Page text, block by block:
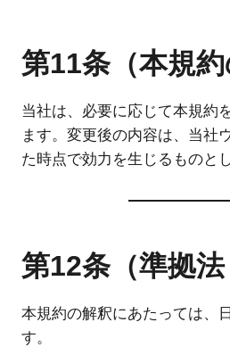
第11条（本規約
当社は、必要に応じて本規約
ます。変更後の内容は、当社
た時点で効力を生じるものと
第12条（準拠法
本規約の解釈にあたっては、
す。